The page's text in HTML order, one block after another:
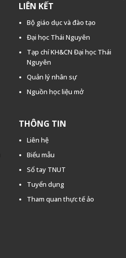
LIÊN KẾT
Bộ giáo dục và đào tạo
Đại học Thái Nguyên
Tạp chí KH&CN Đại học Thái
Nguyên
Quản lý nhân sự
Nguồn học liệu mở
THÔNG TIN
Liên hệ
Biểu mẫu
Sổ tay TNUT
Tuyển dụng
Tham quan thực tế ảo